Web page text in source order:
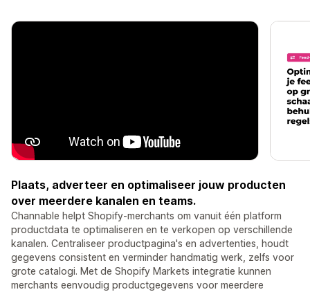
Plaats, adverteer en optimaliseer jouw producten
over meerdere kanalen en teams.
Channable helpt Shopify-merchants om vanuit één platform
productdata te optimaliseren en te verkopen op verschillende
kanalen. Centraliseer productpagina's en advertenties, houdt
gegevens consistent en verminder handmatig werk, zelfs voor
grote catalogi. Met de Shopify Markets integratie kunnen
merchants eenvoudig productgegevens voor meerdere